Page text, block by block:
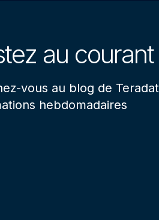
au courant
vous au blog de
hebdomadaires